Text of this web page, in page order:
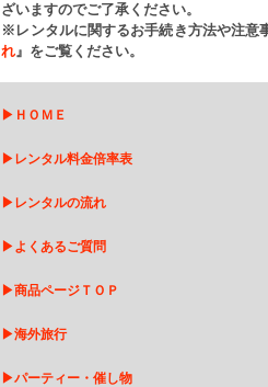
ざいますのでご了承ください。
※レンタルに関するお手続き方法や注意
れ』をご覧ください。
▶ ＨＯＭＥ
▶ レンタル料金倍率表
▶ レンタルの流れ
▶よくあるご質問
▶商品ページＴＯＰ
▶海外旅行
▶パーティー・催し物